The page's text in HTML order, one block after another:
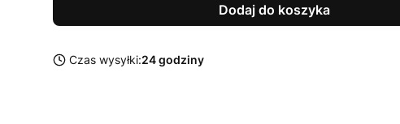
Dodaj do koszyka
Czas wysyłki:24 godziny